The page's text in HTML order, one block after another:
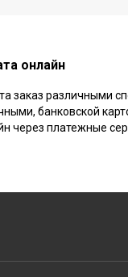
онлайн
заказ различными
банковской
через платежные